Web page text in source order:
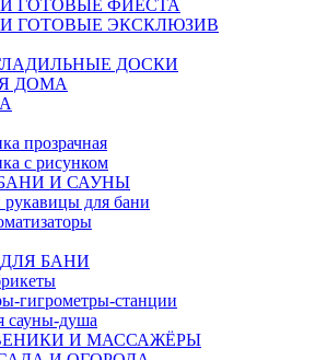
ГОТОВЫЕ ФИЕСТА
ГОТОВЫЕ ЭКСКЛЮЗИВ
ДОСКИ
ДОМА
прозрачная
с рисунком
И САУНЫ
для бани
БАНИ
гигрометры-станции
сауны-душа
И МАССАЖЁРЫ